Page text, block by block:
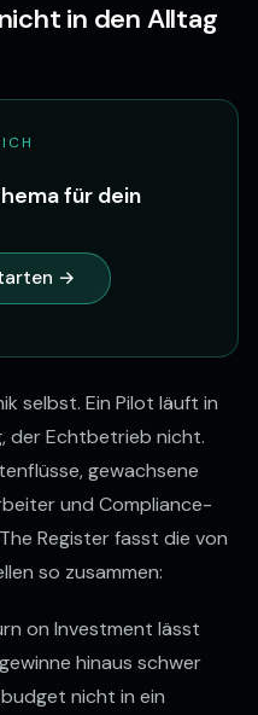
in den Alltag
für dein
→
selbst. Ein Pilot läuft in
der Echtbetrieb nicht.
gewachsene
und Compliance-
Register fasst die von
so zusammen:
on Investment lässt
hinaus schwer
nicht in ein